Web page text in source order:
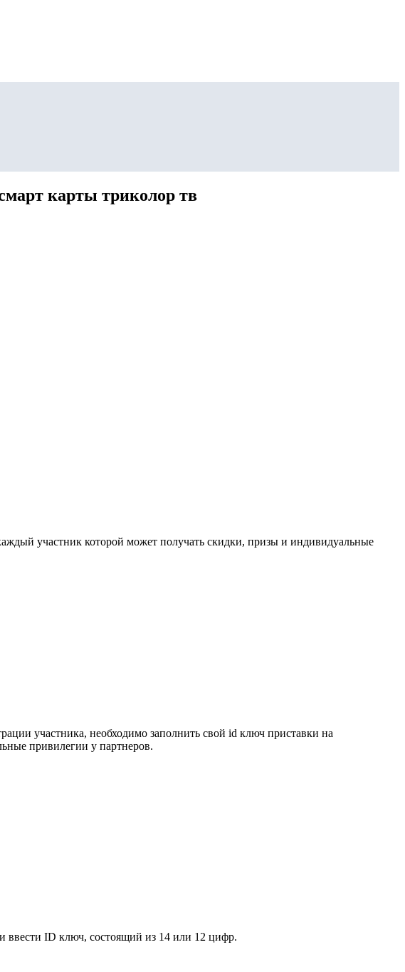
карты триколор тв
участник которой может получать скидки, призы и индивидуальные
участника, необходимо заполнить свой id ключ приставки на
привилегии у партнеров.
ввести ID ключ, состоящий из 14 или 12 цифр.